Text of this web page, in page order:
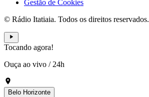
Gestão de Cookies
© Rádio Itatiaia. Todos os direitos reservados.
Tocando agora!
Ouça ao vivo / 24h
Belo Horizonte